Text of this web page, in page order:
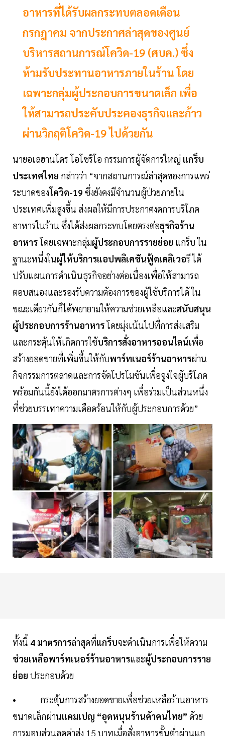
อาหารที่ได้รับผลกระทบตลอดเดือน
กรกฎาคม จากประกาศล่าสุดของศูนย์
บริหารสถานการณ์โควิด-19 (ศบค.) ซึ่ง
ห้ามรับประทานอาหารภายในร้าน โดย
เฉพาะกลุ่มผู้ประกอบการขนาดเล็ก เพื่อ
ให้สามารถประคับประคองธุรกิจและก้าว
ผ่านวิกฤติโควิด-19 ไปด้วยกัน
นายอเลฮานโดร โอโซริโอ กรรมการผู้จัดการใหญ่ แกร็บ
ประเทศไทย กล่าวว่า “จากสถานการณ์ล่าสุดของการแพร่
ระบาดของโควิด-19 ซึ่งยังคงมีจำนวนผู้ป่วยภายใน
ประเทศเพิ่มสูงขึ้น ส่งผลให้มีการประกาศงดการบริโภค
อาหารในร้าน ซึ่งได้ส่งผลกระทบโดยตรงต่อธุรกิจร้าน
อาหารโดยเฉพาะกลุ่มผู้ประกอบการรายย่อย แกร็บ ใน
ฐานะหนึ่งในผู้ให้บริการแอปพลิเคชันฟู้ดเดลิเวอรี ได้
ปรับแผนการดำเนินธุรกิจอย่างต่อเนื่องเพื่อให้สามารถ
ตอบสนองและรองรับความต้องการของผู้ใช้บริการได้ ใน
ขณะเดียวกันก็ได้พยายามให้ความช่วยเหลือและสนับสนุน
ผู้ประกอบการร้านอาหารโดยมุ่งเน้นไปที่การส่งเสริม
และกระตุ้นให้เกิดการใช้บริการสั่งอาหารออนไลน์เพื่อ
สร้างยอดขายที่เพิ่มขึ้นให้กับพาร์ทเนอร์ร้านอาหารผ่าน
กิจกรรมการตลาดและการจัดโปรโมชันเพื่อจูงใจผู้บริโภค
พร้อมกันนี้ยังได้ออกมาตรการต่างๆ เพื่อร่วมเป็นส่วนหนึ่ง
ที่ช่วยบรรเทาความเดือดร้อนให้กับผู้ประกอบการด้วย”
ทั้งนี้ 4 มาตรการล่าสุดที่แกร็บจะดำเนินการเพื่อให้ความ
ช่วยเหลือพาร์ทเนอร์ร้านอาหารและผู้ประกอบการราย
ย่อย ประกอบด้วย
• กระตุ้นการสร้างยอดขายเพื่อช่วยเหลือร้านอาหาร
ขนาดเล็กผ่านแคมเปญ “อุดหนุนร้านค้าคนไทย” ด้วย
การมอบส่วนลดค่าส่ง 15 บาทเมื่อสั่งอาหารขั้นต่ำผ่านแก